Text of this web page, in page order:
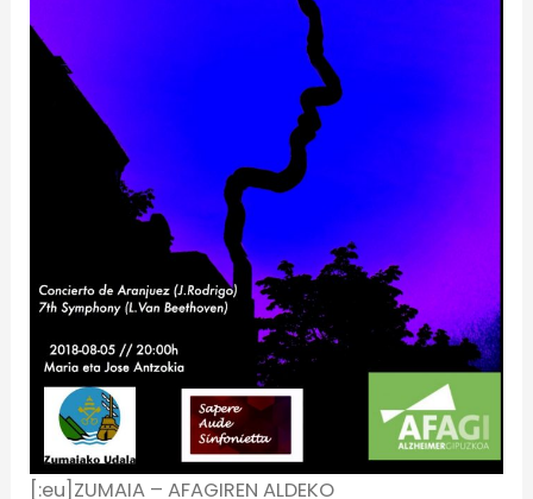
[:eu]ZUMAIA – AFAGIREN ALDEKO